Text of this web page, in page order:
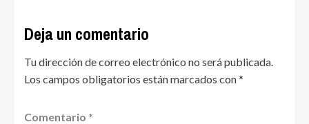
Deja un comentario
Tu dirección de correo electrónico no será publicada.
Los campos obligatorios están marcados con*
Comentario *